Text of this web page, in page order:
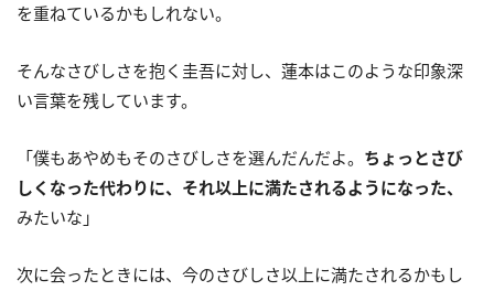
を重ねているかもしれない。
そんなさびしさを抱く圭吾に対し、蓮本はこのような印象深
い言葉を残しています。
「僕もあやめもそのさびしさを選んだんだよ。 ちょっとさび
しくなった代わりに、それ以上に満たされるようになった、
みたいな」
次に会ったときには、今のさびしさ以上に満たされるかもし